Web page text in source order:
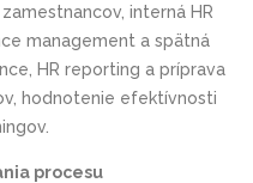
interná HR
management a spätná
HR reporting a príprava
hodnotenie efektívnosti
procesu